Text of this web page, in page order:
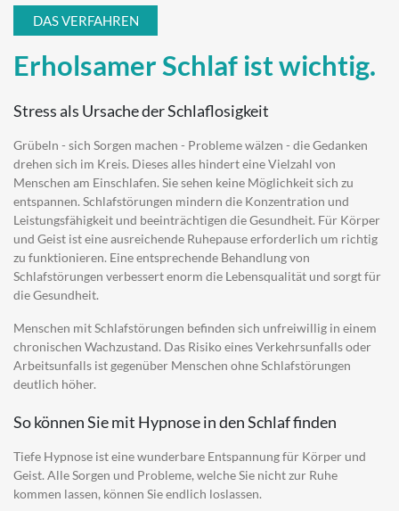
DAS VERFAHREN
Erholsamer Schlaf ist wichtig.
Stress als Ursache der Schlaflosigkeit
Grübeln - sich Sorgen machen - Probleme wälzen - die Gedanken
drehen sich im Kreis. Dieses alles hindert eine Vielzahl von
Menschen am Einschlafen. Sie sehen keine Möglichkeit sich zu
entspannen. Schlafstörungen mindern die Konzentration und
Leistungsfähigkeit und beeinträchtigen die Gesundheit. Für Körper
und Geist ist eine ausreichende Ruhepause erforderlich um richtig
zu funktionieren. Eine entsprechende Behandlung von
Schlafstörungen verbessert enorm die Lebensqualität und sorgt für
die Gesundheit.
Menschen mit Schlafstörungen befinden sich unfreiwillig in einem
chronischen Wachzustand. Das Risiko eines Verkehrsunfalls oder
Arbeitsunfalls ist gegenüber Menschen ohne Schlafstörungen
deutlich höher.
So können Sie mit Hypnose in den Schlaf finden
Tiefe Hypnose ist eine wunderbare Entspannung für Körper und
Geist. Alle Sorgen und Probleme, welche Sie nicht zur Ruhe
kommen lassen, können Sie endlich loslassen.